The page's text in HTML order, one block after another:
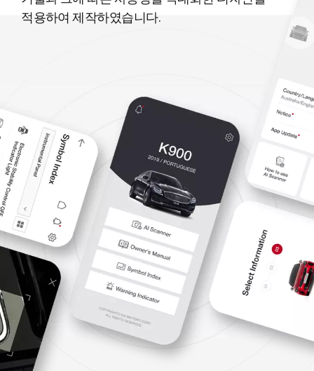
적용하여 제작하였습니다.